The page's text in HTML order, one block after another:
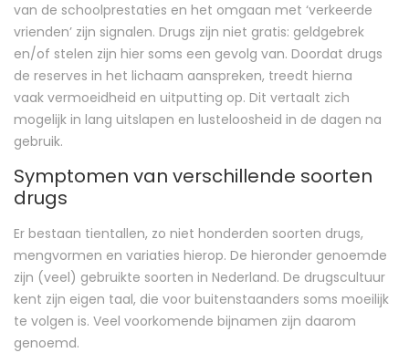
van de schoolprestaties en het omgaan met ‘verkeerde
vrienden’ zijn signalen. Drugs zijn niet gratis: geldgebrek
en/of stelen zijn hier soms een gevolg van. Doordat drugs
de reserves in het lichaam aanspreken, treedt hierna
vaak vermoeidheid en uitputting op. Dit vertaalt zich
mogelijk in lang uitslapen en lusteloosheid in de dagen na
gebruik.
Symptomen van verschillende soorten
drugs
Er bestaan tientallen, zo niet honderden soorten drugs,
mengvormen en variaties hierop. De hieronder genoemde
zijn (veel) gebruikte soorten in Nederland. De drugscultuur
kent zijn eigen taal, die voor buitenstaanders soms moeilijk
te volgen is. Veel voorkomende bijnamen zijn daarom
genoemd.